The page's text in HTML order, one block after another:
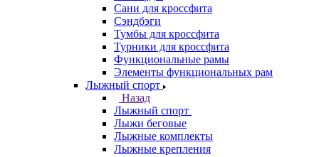
Сани для кроссфита
Сэндбэги
Тумбы для кроссфита
Турники для кроссфита
Функциональные рамы
Элементы функциональных рам
Лыжный спорт
Назад
Лыжный спорт
Лыжи беговые
Лыжные комплекты
Лыжные крепления